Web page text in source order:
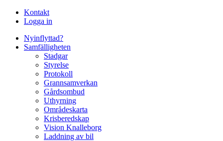
Kontakt
Logga in
Nyinflyttad?
Samfälligheten
Stadgar
Styrelse
Protokoll
Grannsamverkan
Gårdsombud
Uthyrning
Områdeskarta
Krisberedskap
Vision Knalleborg
Laddning av bil